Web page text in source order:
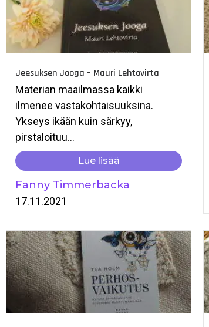
Jeesuksen Jooga – Mauri Lehtovirta
Materian maailmassa kaikki
ilmenee vastakohtaisuuksina.
Ykseys ikään kuin särkyy,
pirstaloituu...
Lue lisää
Fanny Timmerbacka
17.11.2021